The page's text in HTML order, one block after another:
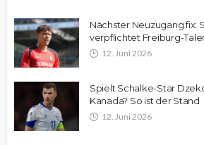
Nächster Neuzugang fix:
verpflichtet Freiburg-
12. Juni 2026
Spielt Schalke-Star
Kanada? So ist der Stand
12. Juni 2026